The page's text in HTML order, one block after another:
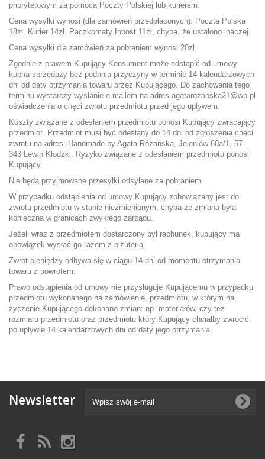
priorytetowym za pomocą Poczty Polskiej lub kurierem.
Cena wysyłki wynosi (dla zamówień przedpłaconych): Poczta Polska
18zł, Kurier 14zł, Paczkomaty Inpost 11zł, chyba, że ustalono inaczej.
Cena wysyłki dla zamówień za pobraniem wynosi 20zł.
Zgodnie z prawem Kupujący-Konsument może odstąpić od umowy
kupna-sprzedaży bez podania przyczyny w terminie 14 kalendarzowych
dni od daty otrzymania towaru przez Kupującego. Do zachowania tego
terminu wystarczy wysłanie e-mailem na adres agatarozanska21@wp.pl
oświadczenia o chęci zwrotu przedmiotu przed jego upływem.
Koszty związane z odesłaniem przedmiotu ponosi Kupujący zwracający
przedmiot. Przedmiot musi być odesłany do 14 dni od zgłoszenia chęci
zwrotu na adres: Handmade by Agata Różańska, Jeleniów 60a/1, 57-
343 Lewin Kłodzki. Ryzyko związane z odesłaniem przedmiotu ponosi
Kupujący.
Nie będą przyjmowane przesyłki odsyłane za pobraniem.
W przypadku odstąpienia od umowy Kupujący zobowiązany jest do
zwrotu przedmiotu w stanie niezmienionym, chyba że zmiana była
konieczna w granicach zwykłego zarządu.
Jeżeli wraz z przedmiotem dostarczony był rachunek, kupujący ma
obowiązek wysłać go razem z biżuterią.
Zwrot pieniędzy odbywa się w ciągu 14 dni od momentu otrzymania
towaru z powrotem.
Prawo odstąpienia od umowy nie przysługuje Kupującemu w przypadku
przedmiotu wykonanego na zamówienie, przedmiotu, w którym na
życzenie Kupującego dokonano zmian: np. materiałów, czy też
rozmiaru przedmiotu oraz przedmiotu który Kupujący chciałby zwrócić
po upływie 14 kalendarzowych dni od daty jego otrzymania.
Newsletter